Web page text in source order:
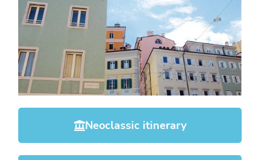
Neoclassic itinerary